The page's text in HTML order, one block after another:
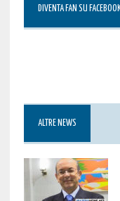
DIVENTA FAN SU
ALTRE NEWS